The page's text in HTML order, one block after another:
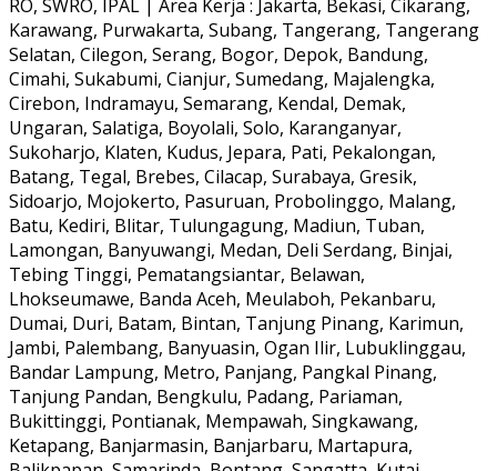
RO, SWRO, IPAL | Area Kerja : Jakarta, Bekasi, Cikarang,
Karawang, Purwakarta, Subang, Tangerang, Tangerang
Selatan, Cilegon, Serang, Bogor, Depok, Bandung,
Cimahi, Sukabumi, Cianjur, Sumedang, Majalengka,
Cirebon, Indramayu, Semarang, Kendal, Demak,
Ungaran, Salatiga, Boyolali, Solo, Karanganyar,
Sukoharjo, Klaten, Kudus, Jepara, Pati, Pekalongan,
Batang, Tegal, Brebes, Cilacap, Surabaya, Gresik,
Sidoarjo, Mojokerto, Pasuruan, Probolinggo, Malang,
Batu, Kediri, Blitar, Tulungagung, Madiun, Tuban,
Lamongan, Banyuwangi, Medan, Deli Serdang, Binjai,
Tebing Tinggi, Pematangsiantar, Belawan,
Lhokseumawe, Banda Aceh, Meulaboh, Pekanbaru,
Dumai, Duri, Batam, Bintan, Tanjung Pinang, Karimun,
Jambi, Palembang, Banyuasin, Ogan Ilir, Lubuklinggau,
Bandar Lampung, Metro, Panjang, Pangkal Pinang,
Tanjung Pandan, Bengkulu, Padang, Pariaman,
Bukittinggi, Pontianak, Mempawah, Singkawang,
Ketapang, Banjarmasin, Banjarbaru, Martapura,